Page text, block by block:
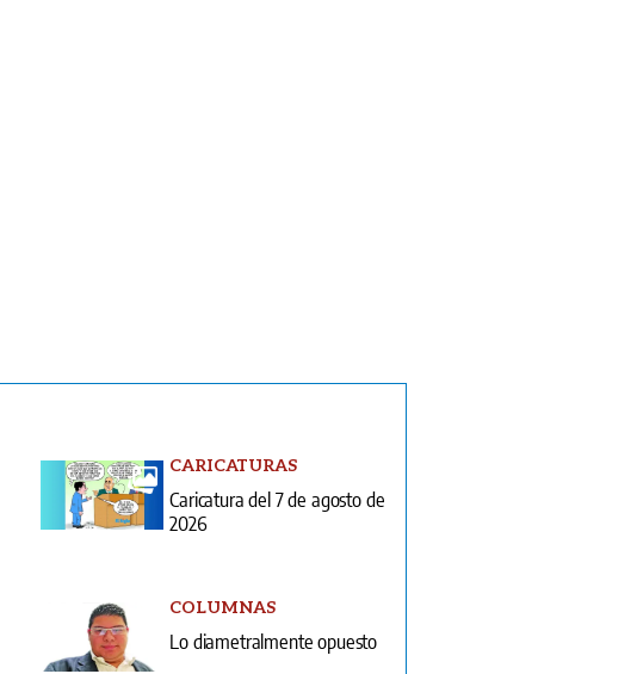
CARICATURAS
Caricatura del 7 de agosto de
2026
COLUMNAS
Lo diametralmente opuesto